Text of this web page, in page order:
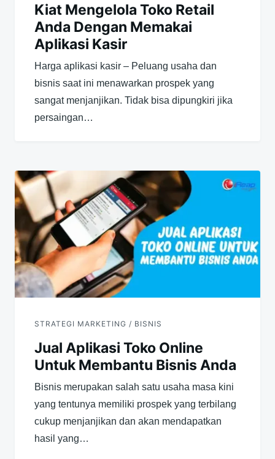
Kiat Mengelola Toko Retail
Anda Dengan Memakai
Aplikasi Kasir
Harga aplikasi kasir – Peluang usaha dan
bisnis saat ini menawarkan prospek yang
sangat menjanjikan. Tidak bisa dipungkiri jika
persaingan…
STRATEGI MARKETING / BISNIS
Jual Aplikasi Toko Online
Untuk Membantu Bisnis Anda
Bisnis merupakan salah satu usaha masa kini
yang tentunya memiliki prospek yang terbilang
cukup menjanjikan dan akan mendapatkan
hasil yang…